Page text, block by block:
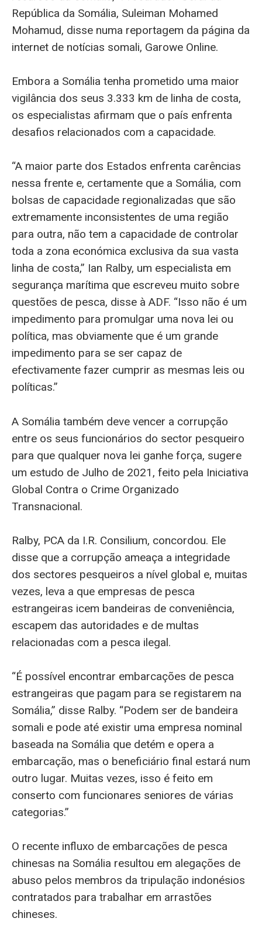
República da Somália, Suleiman Mohamed
Mohamud, disse numa reportagem da página da
internet de notícias somali, Garowe Online.
Embora a Somália tenha prometido uma maior
vigilância dos seus 3.333 km de linha de costa,
os especialistas afirmam que o país enfrenta
desafios relacionados com a capacidade.
“A maior parte dos Estados enfrenta carências
nessa frente e, certamente que a Somália, com
bolsas de capacidade regionalizadas que são
extremamente inconsistentes de uma região
para outra, não tem a capacidade de controlar
toda a zona económica exclusiva da sua vasta
linha de costa,” Ian Ralby, um especialista em
segurança marítima que escreveu muito sobre
questões de pesca, disse à ADF. “Isso não é um
impedimento para promulgar uma nova lei ou
política, mas obviamente que é um grande
impedimento para se ser capaz de
efectivamente fazer cumprir as mesmas leis ou
políticas.”
A Somália também deve vencer a corrupção
entre os seus funcionários do sector pesqueiro
para que qualquer nova lei ganhe força, sugere
um estudo de Julho de 2021, feito pela Iniciativa
Global Contra o Crime Organizado
Transnacional.
Ralby, PCA da I.R. Consilium, concordou. Ele
disse que a corrupção ameaça a integridade
dos sectores pesqueiros a nível global e, muitas
vezes, leva a que empresas de pesca
estrangeiras icem bandeiras de conveniência,
escapem das autoridades e de multas
relacionadas com a pesca ilegal.
“É possível encontrar embarcações de pesca
estrangeiras que pagam para se registarem na
Somália,” disse Ralby. “Podem ser de bandeira
somali e pode até existir uma empresa nominal
baseada na Somália que detém e opera a
embarcação, mas o beneficiário final estará num
outro lugar. Muitas vezes, isso é feito em
conserto com funcionares seniores de várias
categorias.”
O recente influxo de embarcações de pesca
chinesas na Somália resultou em alegações de
abuso pelos membros da tripulação indonésios
contratados para trabalhar em arrastões
chineses.